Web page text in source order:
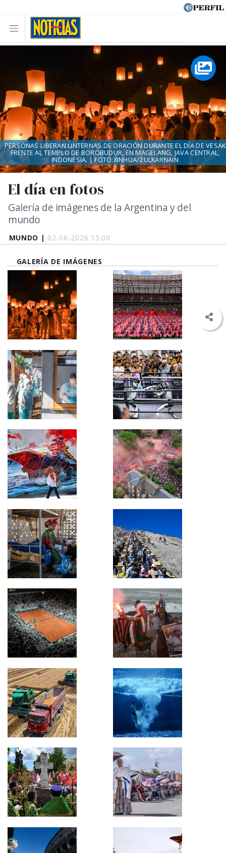
MUNDO | 02-06-2026 15:00
El día en fotos
Galería de imágenes de la Argentina y del
mundo
PERSONAS LIBERAN LINTERNAS DE ORACIÓN DURANTE EL DÍA DE VESAK
FRENTE AL TEMPLO DE BOROBUDUR, EN MAGELANG, JAVA CENTRAL,
INDONESIA. | FOTO:XINHUA/ZULKARNAIN
GALERÍA DE IMÁGENES